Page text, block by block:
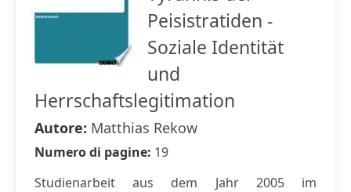
Peisistratiden -
Soziale Identität
und
Herrschaftslegitimation
Autore: Matthias Rekow
Numero di pagine: 19
Studienarbeit aus dem Jahr 2005 im